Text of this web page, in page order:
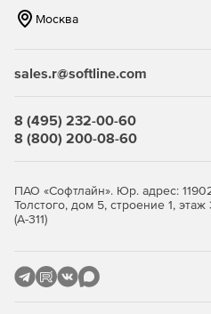
Москва
sales.r@softline.com
8 (495) 232-00-60
8 (800) 200-08-60
ПАО «Софтлайн». Юр. адрес:
Толстого, дом 5, строение 1,
(А-311)